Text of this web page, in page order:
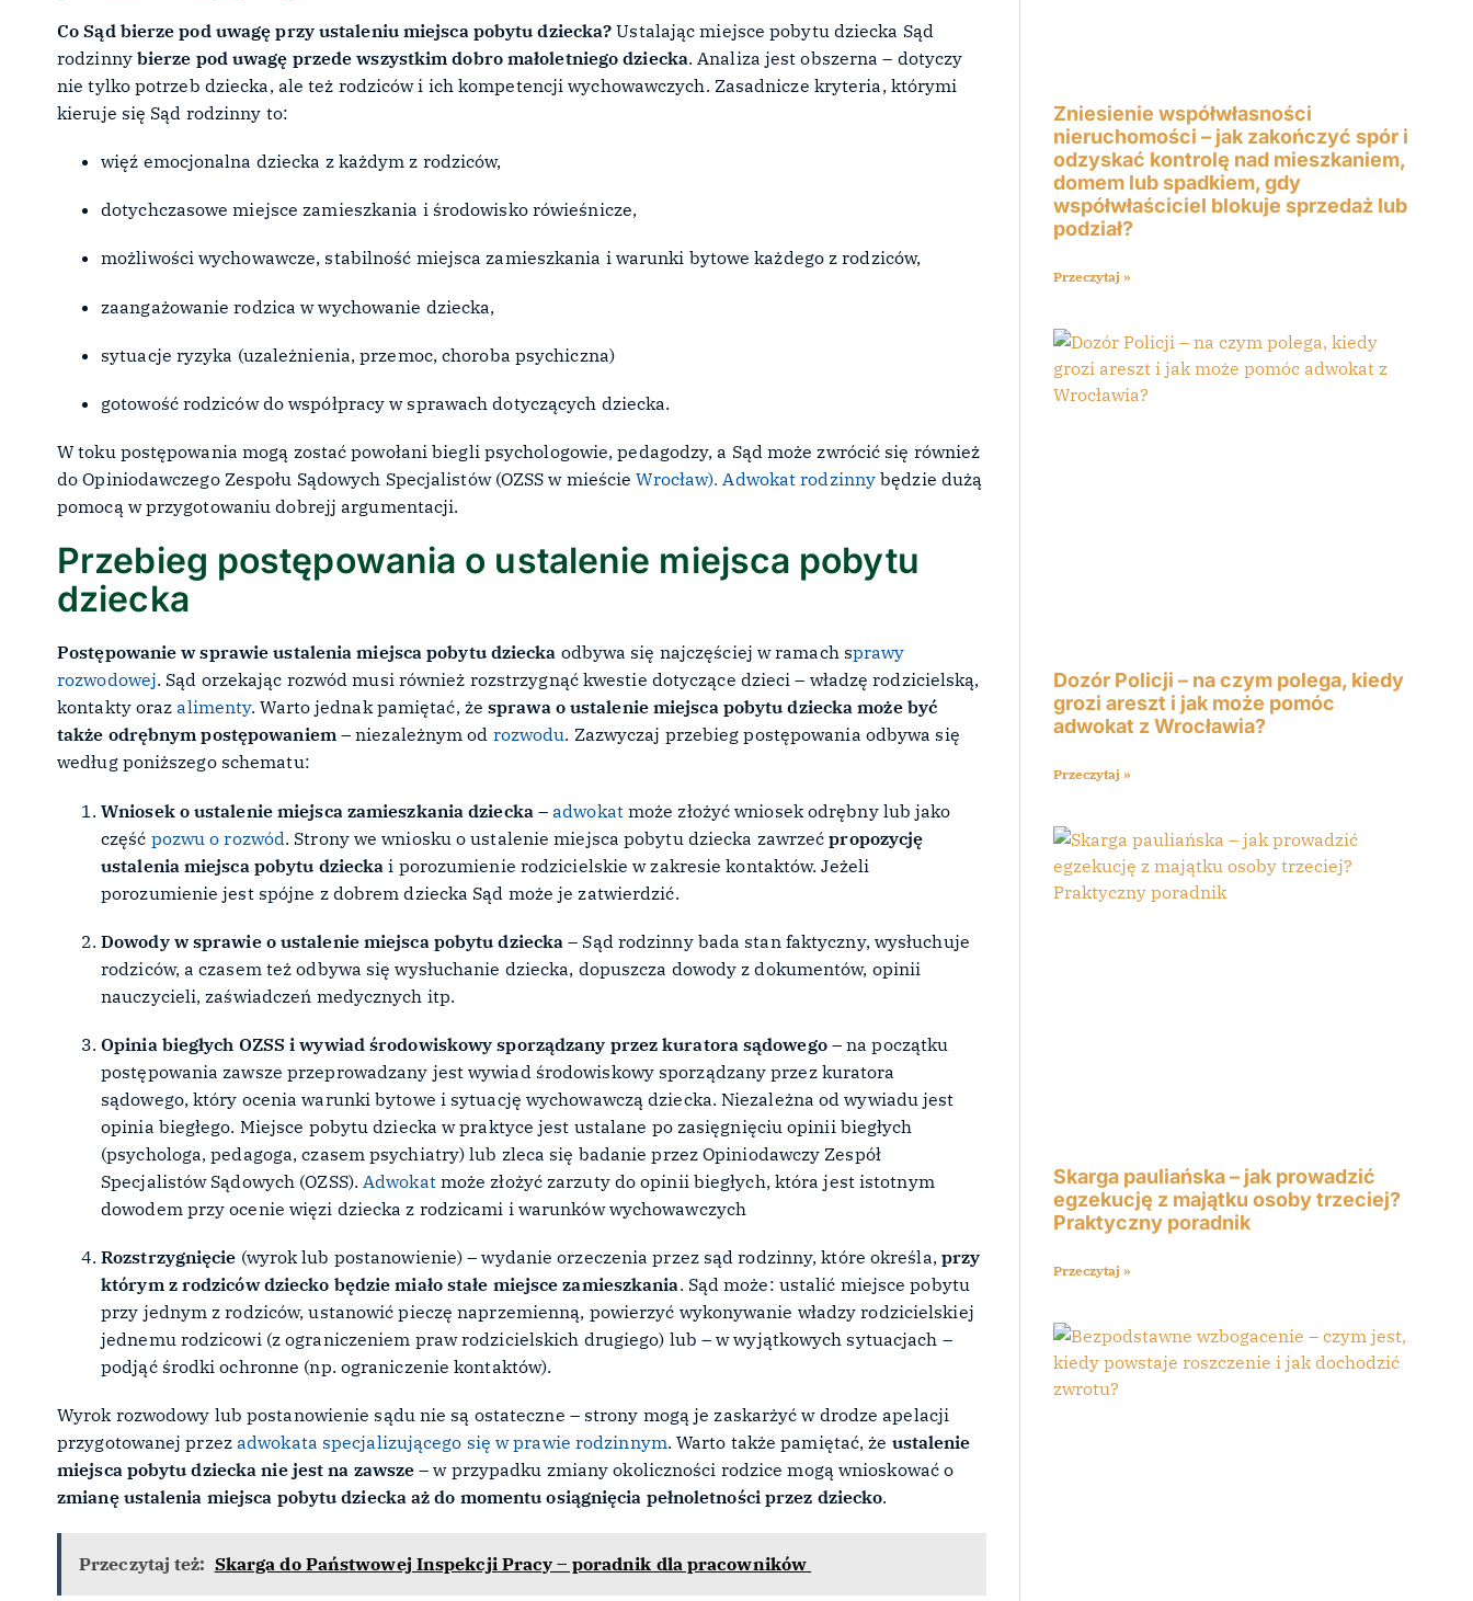
Co Sąd bierze pod uwagę przy ustaleniu miejsca pobytu dziecka?Ustalając miejsce pobytu dziecka Sąd
rodzinny bierze pod uwagę przede wszystkim dobro małoletniego dziecka. Analiza jest obszerna – dotyczy
nie tylko potrzeb dziecka, ale też rodziców i ich kompetencji wychowawczych. Zasadnicze kryteria, którymi
kieruje się Sąd rodzinny to:
więź emocjonalna dziecka z każdym z rodziców,
dotychczasowe miejsce zamieszkania i środowisko rówieśnicze,
możliwości wychowawcze, stabilność miejsca zamieszkania i warunki bytowe każdego z rodziców,
zaangażowanie rodzica w wychowanie dziecka,
sytuacje ryzyka (uzależnienia, przemoc, choroba psychiczna)
gotowość rodziców do współpracy w sprawach dotyczących dziecka.
W toku postępowania mogą zostać powołani biegli psychologowie, pedagodzy, a Sąd może zwrócić się również
do Opiniodawczego Zespołu Sądowych Specjalistów (OZSS w mieścieWrocław). Adwokat rodzinny będzie dużą
pomocą w przygotowaniu dobrejj argumentacji.
Przebieg postępowania o ustalenie miejsca pobytu
dziecka
Postępowanie w sprawie ustalenia miejsca pobytu dziecka odbywa się najczęściej w ramach sprawy
rozwodowej. Sąd orzekając rozwód musi również rozstrzygnąć kwestie dotyczące dzieci – władzę rodzicielską,
kontakty orazalimenty. Warto jednak pamiętać, żesprawa o ustalenie miejsca pobytu dziecka może być
także odrębnym postępowaniem– niezależnym od rozwodu. Zazwyczaj przebieg postępowania odbywa się
według poniższego schematu:
Wniosek o ustalenie miejsca zamieszkania dziecka –adwokatmoże złożyć wniosek odrębny lub jako
część pozwu o rozwód. Strony we wniosku o ustalenie miejsca pobytu dziecka zawrzećpropozycję
ustalenia miejsca pobytu dziecka i porozumienie rodzicielskie w zakresie kontaktów. Jeżeli
porozumienie jest spójne z dobrem dziecka Sąd może je zatwierdzić.
Dowody w sprawie o ustalenie miejsca pobytu dziecka– Sąd rodzinny bada stan faktyczny, wysłuchuje
rodziców, a czasem też odbywa się wysłuchanie dziecka, dopuszcza dowody z dokumentów, opinii
nauczycieli, zaświadczeń medycznych itp.
Opinia biegłych OZSS i wywiad środowiskowy sporządzany przez kuratora sądowego – na początku
postępowania zawsze przeprowadzany jest wywiad środowiskowy sporządzany przez kuratora
sądowego, który ocenia warunki bytowe i sytuację wychowawczą dziecka. Niezależna od wywiadu jest
opinia biegłego. Miejsce pobytu dziecka w praktyce jest ustalane po zasięgnięciu opinii biegłych
(psychologa, pedagoga, czasem psychiatry) lub zleca się badanie przez Opiniodawczy Zespół
Specjalistów Sądowych (OZSS). Adwokatmoże złożyć zarzuty do opinii biegłych, która jest istotnym
dowodem przy ocenie więzi dziecka z rodzicami i warunków wychowawczych
Rozstrzygnięcie (wyrok lub postanowienie) – wydanie orzeczenia przez sąd rodzinny, które określa, przy
którym z rodziców dziecko będzie miało stałe miejsce zamieszkania. Sąd może: ustalić miejsce pobytu
przy jednym z rodziców, ustanowić pieczę naprzemienną, powierzyć wykonywanie władzy rodzicielskiej
jednemu rodzicowi (z ograniczeniem praw rodzicielskich drugiego) lub – w wyjątkowych sytuacjach –
podjąć środki ochronne (np. ograniczenie kontaktów).
Wyrok rozwodowy lub postanowienie sądu nie są ostateczne – strony mogą je zaskarżyć w drodze apelacji
przygotowanej przezadwokata specjalizującego się w prawie rodzinnym. Warto także pamiętać, że ustalenie
miejsca pobytu dziecka nie jest na zawsze – w przypadku zmiany okoliczności rodzice mogą wnioskować o
zmianę ustalenia miejsca pobytu dziecka aż do momentu osiągnięcia pełnoletności przez dziecko.
Przeczytaj też: Skarga do Państwowej Inspekcji Pracy – poradnik dla pracowników
Zniesienie współwłasności
nieruchomości – jak zakończyć spór i
odzyskać kontrolę nad mieszkaniem,
domem lub spadkiem, gdy
współwłaściciel blokuje sprzedaż lub
podział?
Przeczytaj »
Dozór Policji – na czym polega, kiedy
grozi areszt i jak może pomóc
adwokat z Wrocławia?
Przeczytaj »
Skarga pauliańska – jak prowadzić
egzekucję z majątku osoby trzeciej?
Praktyczny poradnik
Przeczytaj »